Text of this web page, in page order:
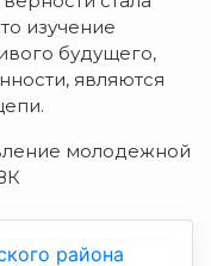
изучение
будущего,
являются
молодежной